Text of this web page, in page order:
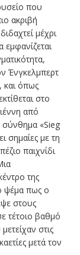
που
ακριβή
μέχρι
Ένγκελμπερτ
και όπως
στο
από
«Sieg
σημαίες με τη
παιχνίδι
της
ψέμα πως ο
στους
τέτοιο βαθμό
στις
μετά τον